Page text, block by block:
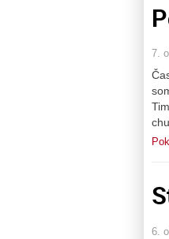
7.
6.